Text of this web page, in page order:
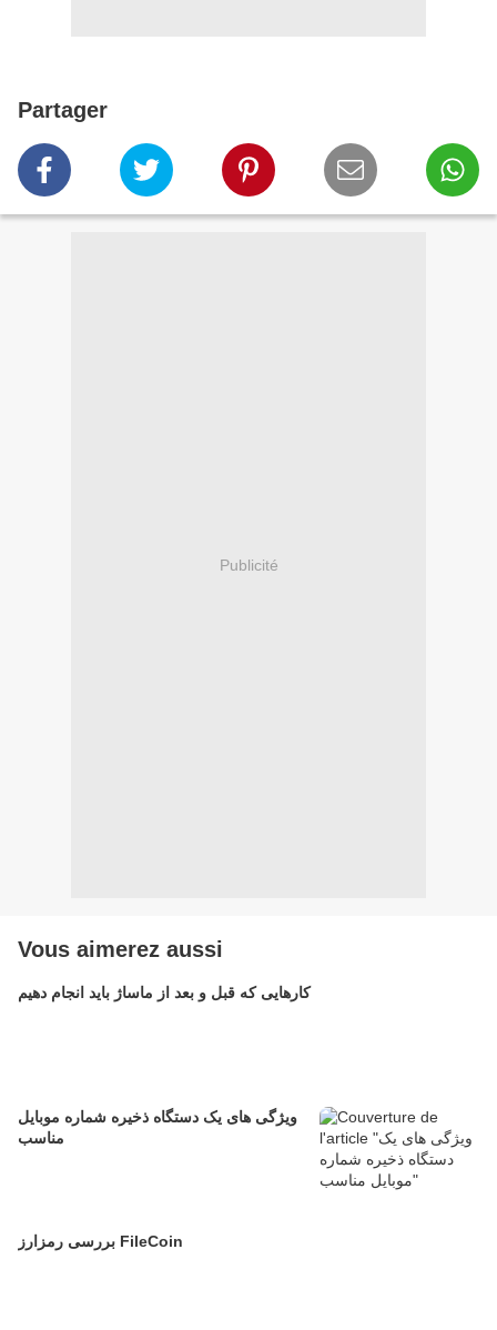
Partager
Publicité
Vous aimerez aussi
کارهایی که قبل و بعد از ماساژ باید انجام دهیم
ویژگی های یک دستگاه ذخیره شماره موبایل
مناسب
بررسی رمز‌ارز FileCoin